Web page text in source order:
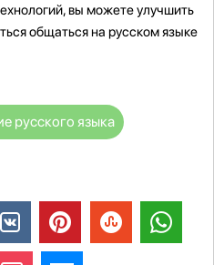
вы можете улучшить
общаться на русском языке
русского языка